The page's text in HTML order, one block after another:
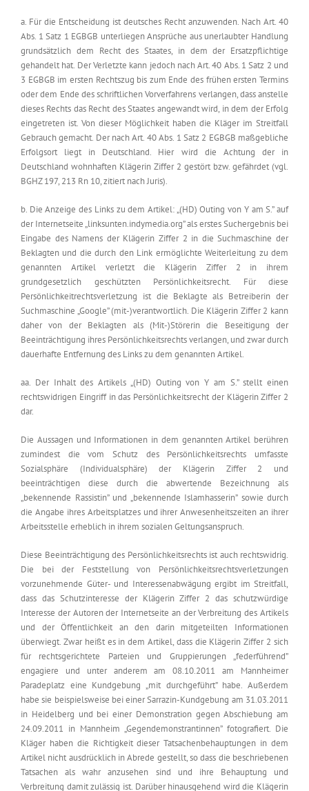
a. Für die Entscheidung ist deutsches Recht anzuwenden. Nach Art. 40
Abs. 1 Satz 1 EGBGB unterliegen Ansprüche aus unerlaubter Handlung
grundsätzlich dem Recht des Staates, in dem der Ersatzpflichtige
gehandelt hat. Der Verletzte kann jedoch nach Art. 40 Abs. 1 Satz 2 und
3 EGBGB im ersten Rechtszug bis zum Ende des frühen ersten Termins
oder dem Ende des schriftlichen Vorverfahrens verlangen, dass anstelle
dieses Rechts das Recht des Staates angewandt wird, in dem der Erfolg
eingetreten ist. Von dieser Möglichkeit haben die Kläger im Streitfall
Gebrauch gemacht. Der nach Art. 40 Abs. 1 Satz 2 EGBGB maßgebliche
Erfolgsort liegt in Deutschland. Hier wird die Achtung der in
Deutschland wohnhaften Klägerin Ziffer 2 gestört bzw. gefährdet (vgl.
BGHZ 197, 213 Rn 10, zitiert nach Juris).
b. Die Anzeige des Links zu dem Artikel: „(HD) Outing von Y am S.” auf
der Internetseite „linksunten.indymedia.org” als erstes Suchergebnis bei
Eingabe des Namens der Klägerin Ziffer 2 in die Suchmaschine der
Beklagten und die durch den Link ermöglichte Weiterleitung zu dem
genannten Artikel verletzt die Klägerin Ziffer 2 in ihrem
grundgesetzlich geschützten Persönlichkeitsrecht. Für diese
Persönlichkeitrechtsverletzung ist die Beklagte als Betreiberin der
Suchmaschine „Google” (mit-)verantwortlich. Die Klägerin Ziffer 2 kann
daher von der Beklagten als (Mit-)Störerin die Beseitigung der
Beeinträchtigung ihres Persönlichkeitsrechts verlangen, und zwar durch
dauerhafte Entfernung des Links zu dem genannten Artikel.
aa. Der Inhalt des Artikels „(HD) Outing von Y am S.” stellt einen
rechtswidrigen Eingriff in das Persönlichkeitsrecht der Klägerin Ziffer 2
dar.
Die Aussagen und Informationen in dem genannten Artikel berühren
zumindest die vom Schutz des Persönlichkeitsrechts umfasste
Sozialsphäre (Individualsphäre) der Klägerin Ziffer 2 und
beeinträchtigen diese durch die abwertende Bezeichnung als
„bekennende Rassistin” und „bekennende Islamhasserin” sowie durch
die Angabe ihres Arbeitsplatzes und ihrer Anwesenheitszeiten an ihrer
Arbeitsstelle erheblich in ihrem sozialen Geltungsanspruch.
Diese Beeinträchtigung des Persönlichkeitsrechts ist auch rechtswidrig.
Die bei der Feststellung von Persönlichkeitsrechtsverletzungen
vorzunehmende Güter- und Interessenabwägung ergibt im Streitfall,
dass das Schutzinteresse der Klägerin Ziffer 2 das schutzwürdige
Interesse der Autoren der Internetseite an der Verbreitung des Artikels
und der Öffentlichkeit an den darin mitgeteilten Informationen
überwiegt. Zwar heißt es in dem Artikel, dass die Klägerin Ziffer 2 sich
für rechtsgerichtete Parteien und Gruppierungen „federführend”
engagiere und unter anderem am 08.10.2011 am Mannheimer
Paradeplatz eine Kundgebung „mit durchgeführt” habe. Außerdem
habe sie beispielsweise bei einer Sarrazin-Kundgebung am 31.03.2011
in Heidelberg und bei einer Demonstration gegen Abschiebung am
24.09.2011 in Mannheim „Gegendemonstrantinnen” fotografiert. Die
Kläger haben die Richtigkeit dieser Tatsachenbehauptungen in dem
Artikel nicht ausdrücklich in Abrede gestellt, so dass die beschriebenen
Tatsachen als wahr anzusehen sind und ihre Behauptung und
Verbreitung damit zulässig ist. Darüber hinausgehend wird die Klägerin